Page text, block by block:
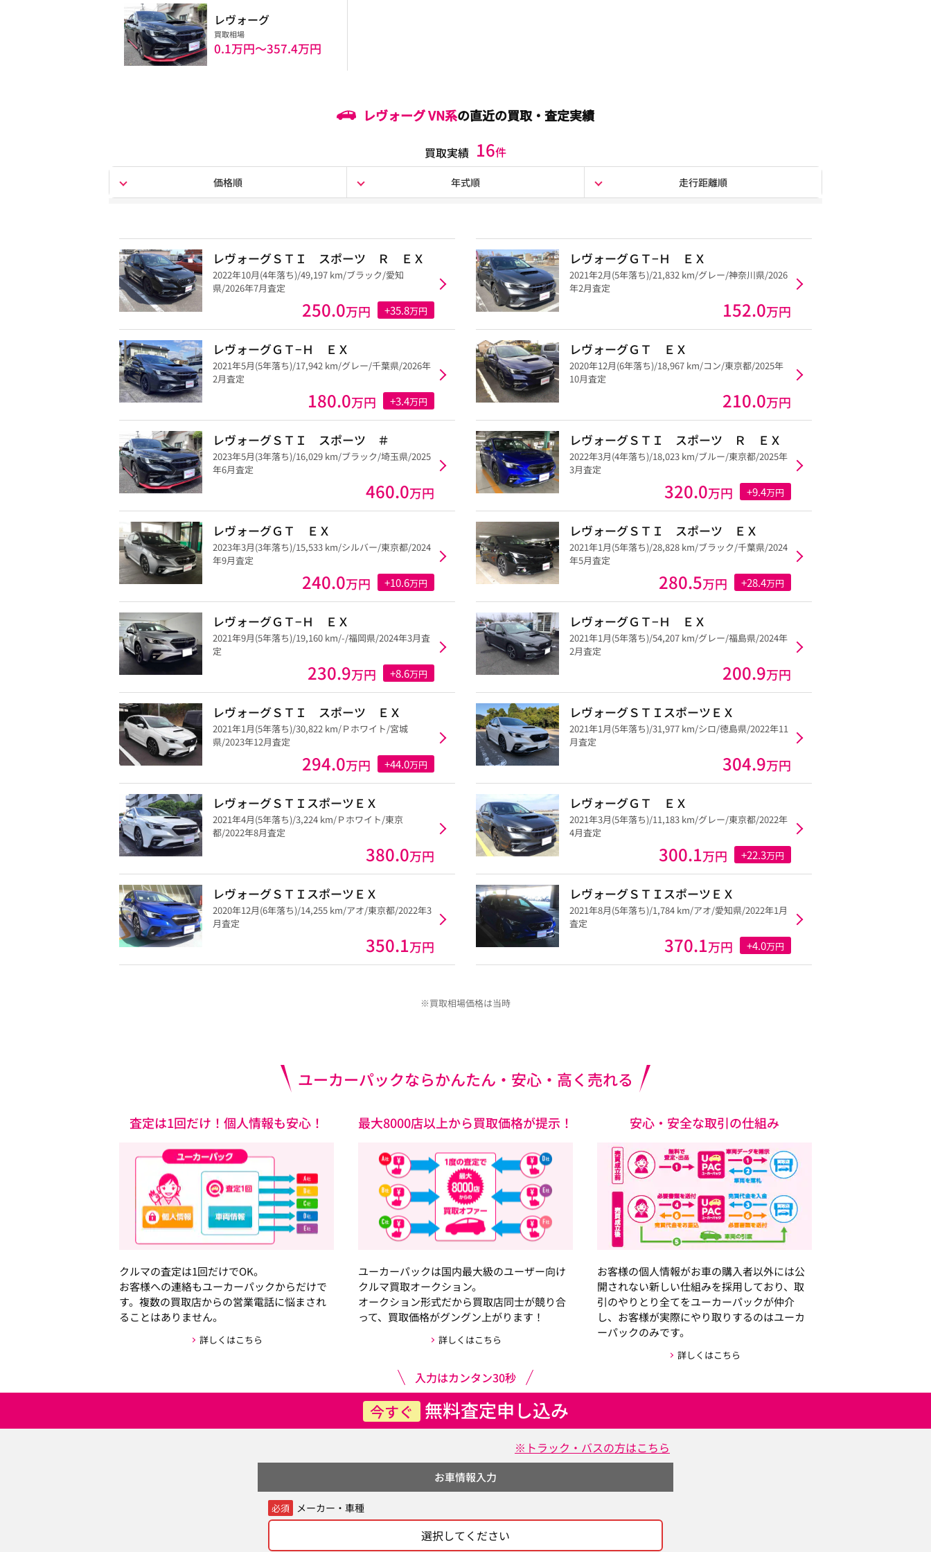
レヴォーグ
買取相場
0.1万円〜357.4万円
レヴォーグ VN系の直近の買取・査定実績
買取実績 16件
価格順 年式順 走行距離順
レヴォーグＳＴＩ スポーツ Ｒ ＥＸ
2022年10月(4年落ち)/49,197 km/ブラック/愛知
県/2026年7月査定
250.0万円 +35.8万円
レヴォーグＧＴ−Ｈ ＥＸ
2021年2月(5年落ち)/21,832 km/グレー/神奈川県/2026
年2月査定
152.0万円
レヴォーグＧＴ−Ｈ ＥＸ
2021年5月(5年落ち)/17,942 km/グレー/千葉県/2026年
2月査定
180.0万円 +3.4万円
レヴォーグＧＴ ＥＸ
2020年12月(6年落ち)/18,967 km/コン/東京都/2025年
10月査定
210.0万円
レヴォーグＳＴＩ スポーツ ＃
2023年5月(3年落ち)/16,029 km/ブラック/埼玉県/2025
年6月査定
460.0万円
レヴォーグＳＴＩ スポーツ Ｒ ＥＸ
2022年3月(4年落ち)/18,023 km/ブルー/東京都/2025年
3月査定
320.0万円 +9.4万円
レヴォーグＧＴ ＥＸ
2023年3月(3年落ち)/15,533 km/シルバー/東京都/2024
年9月査定
240.0万円 +10.6万円
レヴォーグＳＴＩ スポーツ ＥＸ
2021年1月(5年落ち)/28,828 km/ブラック/千葉県/2024
年5月査定
280.5万円 +28.4万円
レヴォーグＧＴ−Ｈ ＥＸ
2021年9月(5年落ち)/19,160 km/-/福岡県/2024年3月査
定
230.9万円 +8.6万円
レヴォーグＧＴ−Ｈ ＥＸ
2021年1月(5年落ち)/54,207 km/グレー/福島県/2024年
2月査定
200.9万円
レヴォーグＳＴＩ スポーツ ＥＸ
2021年1月(5年落ち)/30,822 km/Ｐホワイト/宮城
県/2023年12月査定
294.0万円 +44.0万円
レヴォーグＳＴＩスポーツＥＸ
2021年1月(5年落ち)/31,977 km/シロ/徳島県/2022年11
月査定
304.9万円
レヴォーグＳＴＩスポーツＥＸ
2021年4月(5年落ち)/3,224 km/Ｐホワイト/東京
都/2022年8月査定
380.0万円
レヴォーグＧＴ ＥＸ
2021年3月(5年落ち)/11,183 km/グレー/東京都/2022年
4月査定
300.1万円 +22.3万円
レヴォーグＳＴＩスポーツＥＸ
2020年12月(6年落ち)/14,255 km/アオ/東京都/2022年3
月査定
350.1万円
レヴォーグＳＴＩスポーツＥＸ
2021年8月(5年落ち)/1,784 km/アオ/愛知県/2022年1月
査定
370.1万円 +4.0万円
※買取相場価格は当時
ユーカーパックならかんたん・安心・高く売れる
査定は1回だけ！個人情報も安心！
クルマの査定は1回だけでOK。
お客様への連絡もユーカーパックからだけで
す。複数の買取店からの営業電話に悩まされ
ることはありません。
詳しくはこちら
最大8000店以上から買取価格が提示！
ユーカーパックは国内最大級のユーザー向け
クルマ買取オークション。
オークション形式だから買取店同士が競り合
って、買取価格がグングン上がります！
詳しくはこちら
安心・安全な取引の仕組み
お客様の個人情報がお車の購入者以外には公
開されない新しい仕組みを採用しており、取
引のやりとり全てをユーカーパックが仲介
し、お客様が実際にやり取りするのはユーカ
ーパックのみです。
詳しくはこちら
入力はカンタン30秒
今すぐ 無料査定申し込み
※トラック・バスの方はこちら
お車情報入力
必須 メーカー・車種
選択してください